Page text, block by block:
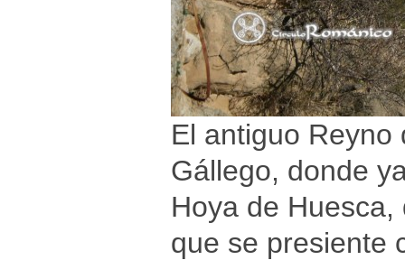
El antiguo
Gállego, donde
Hoya de
que se presiente